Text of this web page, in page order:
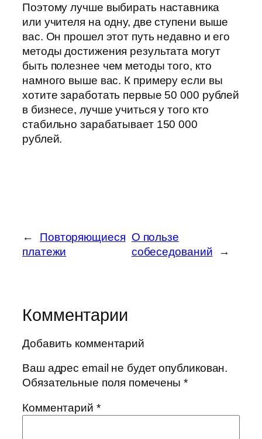
Поэтому лучше выбирать наставника
или учителя на одну, две ступени выше
вас. Он прошел этот путь недавно и его
методы достижения результата могут
быть полезнее чем методы того, кто
намного выше вас. К примеру если вы
хотите заработать первые 50 000 рублей
в бизнесе, лучше учиться у того кто
стабильно зарабатывает 150 000
рублей.
←
Повторяющиеся
платежи
О пользе
собеседований
→
Комментарии
Добавить комментарий
Ваш адрес email не будет опубликован.
Обязательные поля помечены*
Комментарий *